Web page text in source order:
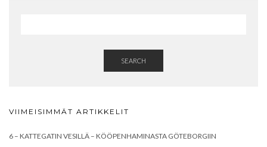
SEARCH
VIIMEISIMMÄT ARTIKKELIT
6 – KATTEGATIN VESILLÄ – KÖÖPENHAMINASTA GÖTEBORGIIN